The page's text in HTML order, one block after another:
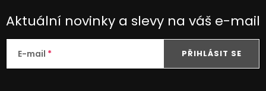
Aktuální novinky a slevy na váš e-mail
E-mail PŘIHLÁSIT SE